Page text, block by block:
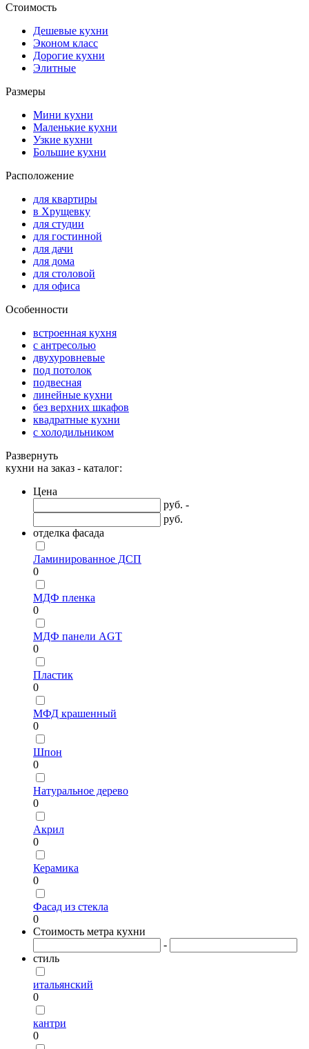
Стоимость
Дешевые кухни
Эконом класс
Дорогие кухни
Элитные
Размеры
Мини кухни
Маленькие кухни
Узкие кухни
Большие кухни
Расположение
для квартиры
в Хрущевку
для студии
для гостинной
для дачи
для дома
для столовой
для офиса
Особенности
встроенная кухня
с антресолью
двухуровневые
под потолок
подвесная
линейные кухни
без верхних шкафов
квадратные кухни
с холодильником
Развернуть
кухни на заказ - каталог:
Цена
руб. -
руб.
отделка фасада
Ламинированное ДСП
0
МДФ пленка
0
МДФ панели AGT
0
Пластик
0
МФД крашенный
0
Шпон
0
Натуральное дерево
0
Акрил
0
Керамика
0
Фасад из стекла
0
Стоимость метра кухни
-
стиль
итальянский
0
кантри
0